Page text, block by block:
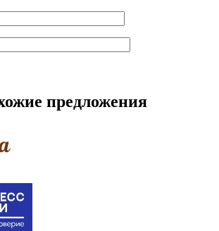
предложения